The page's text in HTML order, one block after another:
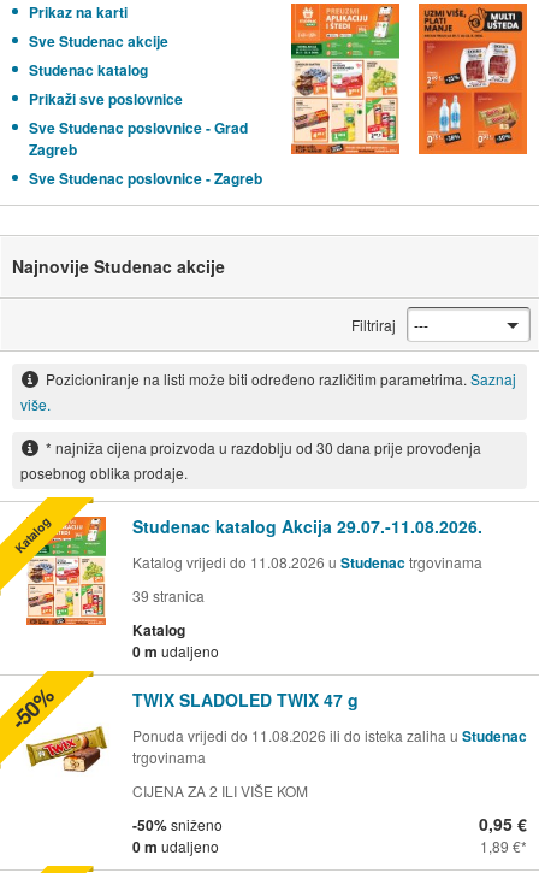
Prikaz na karti
Sve Studenac akcije
Studenac katalog
Prikaži sve poslovnice
Sve Studenac poslovnice - Grad
Zagreb
Sve Studenac poslovnice - Zagreb
Najnovije Studenac akcije
Filtriraj
Pozicioniranje na listi može biti određeno različitim parametrima. Saznaj
više.
* najniža cijena proizvoda u razdoblju od 30 dana prije provođenja
posebnog oblika prodaje.
Studenac katalog Akcija 29.07.-11.08.2026.
Katalog vrijedi do 11.08.2026 u Studenactrgovinama
39 stranica
Katalog
0 m udaljeno
Katalog
TWIX SLADOLED TWIX 47 g
Ponuda vrijedi do 11.08.2026 ili do isteka zaliha u Studenac
trgovinama
CIJENA ZA 2 ILI VIŠE KOM
-50%sniženo
0 m udaljeno
0,95 €
1,89 €
-50%